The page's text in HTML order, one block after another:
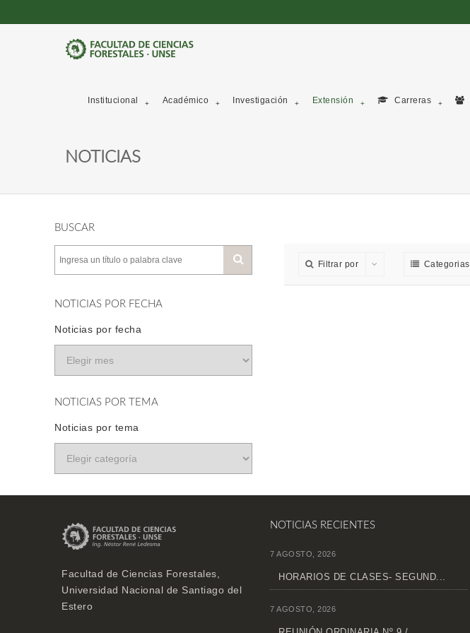
Institucional Académico Investigación Extensión Carreras
NOTICIAS
BUSCAR
NOTICIAS POR FECHA
Noticias por fecha
NOTICIAS POR TEMA
Noticias por tema
Filtrar por Categorias
Facultad de Ciencias Forestales,
Universidad Nacional de Santiago del
Estero
NOTICIAS RECIENTES
7 AGOSTO, 2026
HORARIOS DE CLASES- SEGUND...
7 AGOSTO, 2026